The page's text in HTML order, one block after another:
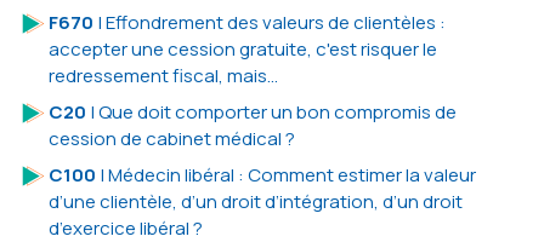
F670 | Effondrement des valeurs de clientèles :
accepter une cession gratuite, c'est risquer le
redressement fiscal, mais...
C20 | Que doit comporter un bon compromis de
cession de cabinet médical ?
C100 | Médecin libéral : Comment estimer la valeur
d’une clientèle, d’un droit d’intégration, d’un droit
d’exercice libéral ?